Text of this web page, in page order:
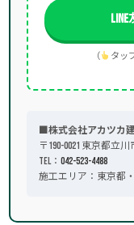
（ タッ
■株式会社アカツカ
〒190-0021 東京都立
TEL： 042-523-4488
施工エリア：東京都